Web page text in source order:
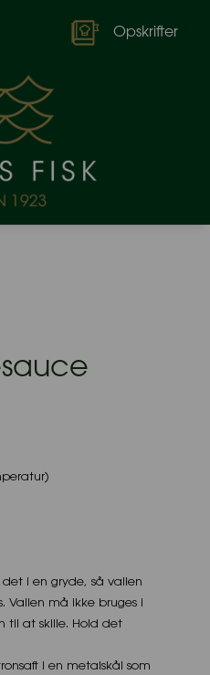
Opskrifter
i en gryde, så vallen
må ikke bruges i
til at skille. Hold det
i en metalskål som